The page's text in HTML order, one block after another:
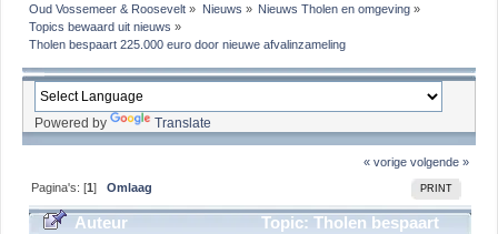
Oud Vossemeer & Roosevelt » Nieuws » Nieuws Tholen en omgeving»
Topics bewaard uit nieuws »
Tholen bespaart 225.000 euro door nieuwe afvalinzameling
Powered by Translate
« vorige volgende »
PRINT
Pagina's: [1]Omlaag
Auteur
Topic: Tholen bespaart